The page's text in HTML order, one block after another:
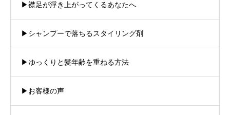
▶︎襟足が浮き上がってくるあなたへ
▶︎シャンプーで落ちるスタイリング剤
▶︎ゆっくりと髪年齢を重ねる方法
▶︎お客様の声